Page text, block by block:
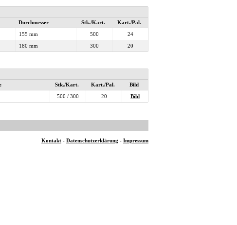
Durchmesser Stk./Kart.
Kart./Pal.
155 mm 500
24
180 mm 300 20
Stk./Kart. Kart./Pal.
Bild
500 / 300 20 Bild
Kontakt - Datenschutzerklärung - Impressum